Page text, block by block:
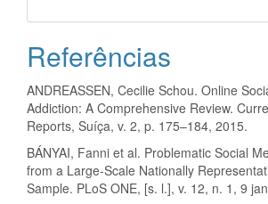
Referências
ANDREASSEN, Cecilie Schou. Online
Addiction: A Comprehensive Review.
Reports, Suíça, v. 2, p. 175–184, 2015.
BÁNYAI, Fanni et al. Problematic Social
from a Large-Scale Nationally
Sample. PLoS ONE, [s. l.], v. 12, n. 1, 9